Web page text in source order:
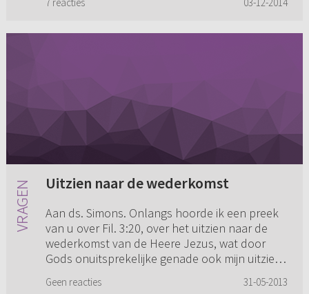
Uitzien naar de wederkomst
Aan ds. Simons. Onlangs hoorde ik een preek
van u over Fil. 3:20, over het uitzien naar de
wederkomst van de Heere Jezus, wat door
Gods onuitsprekelijke genade ook mijn uitzien
Geen reacties 31-05-2013